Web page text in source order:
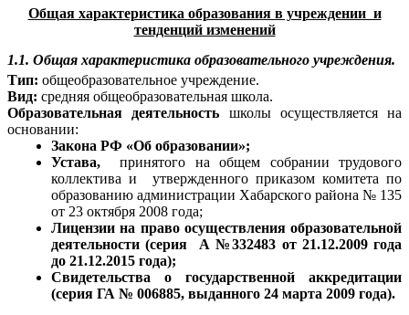
Общая характеристика образования в учреждении и
тенденций изменений
1.1. Общая характеристика образовательного учреждения.
Тип: общеобразовательное учреждение.
Вид: средняя общеобразовательная школа.
Образовательная деятельность школы осуществляется на
основании:
Закона РФ «Об образовании»;
Устава,
принятого на общем собрании трудового
коллектива и утвержденного приказом комитета по
образованию администрации Хабарского района № 135
от 23 октября 2008 года;
Лицензии на право осуществления образовательной
деятельности (серия А №332483 от 21.12.2009 года
до 21.12.2015 года);
Свидетельства о государственной аккредитации
(серия ГА № 006885, выданного 24 марта 2009 года).